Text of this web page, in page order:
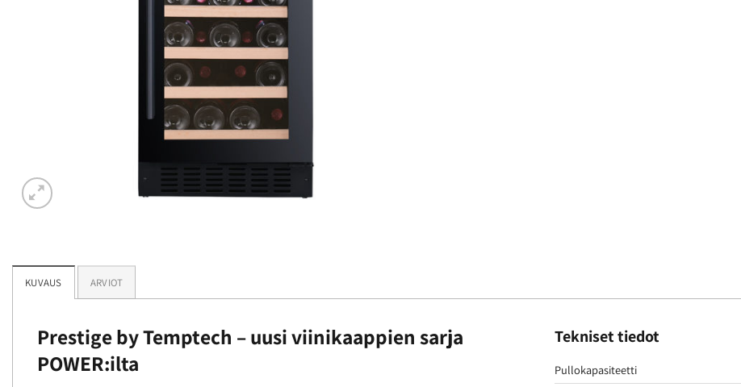
KUVAUS ARVIOT
Prestige by Temptech – uusi viinikaappien sarja
POWER:ilta
Tekniset tiedot
Pullokapasiteetti